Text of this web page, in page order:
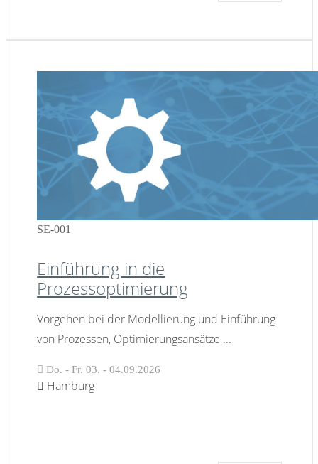
SE-001
Einführung in die
Prozessoptimierung
Vorgehen bei der Modellierung und Einführung
von Prozessen, Optimierungsansätze ...
Do. - Fr. 03. - 04.09.2026
Hamburg